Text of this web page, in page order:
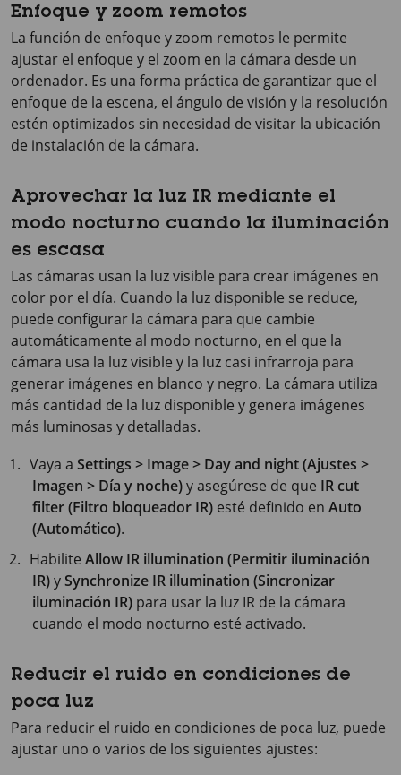
Enfoque y zoom remotos
La función de enfoque y zoom remotos le permite
ajustar el enfoque y el zoom en la cámara desde un
ordenador. Es una forma práctica de garantizar que el
enfoque de la escena, el ángulo de visión y la resolución
estén optimizados sin necesidad de visitar la ubicación
de instalación de la cámara.
Aprovechar la luz IR mediante el
modo nocturno cuando la iluminación
es escasa
Las cámaras usan la luz visible para crear imágenes en
color por el día. Cuando la luz disponible se reduce,
puede configurar la cámara para que cambie
automáticamente al modo nocturno, en el que la
cámara usa la luz visible y la luz casi infrarroja para
generar imágenes en blanco y negro. La cámara utiliza
más cantidad de la luz disponible y genera imágenes
más luminosas y detalladas.
Vaya aSettings > Image > Day and night (Ajustes >
Imagen > Día y noche)y asegúrese de que IR cut
filter (Filtro bloqueador IR) esté definido en Auto
(Automático).
HabiliteAllow IR illumination (Permitir iluminación
IR)ySynchronize IR illumination (Sincronizar
iluminación IR) para usar la luz IR de la cámara
cuando el modo nocturno esté activado.
Reducir el ruido en condiciones de
poca luz
Para reducir el ruido en condiciones de poca luz, puede
ajustar uno o varios de los siguientes ajustes: